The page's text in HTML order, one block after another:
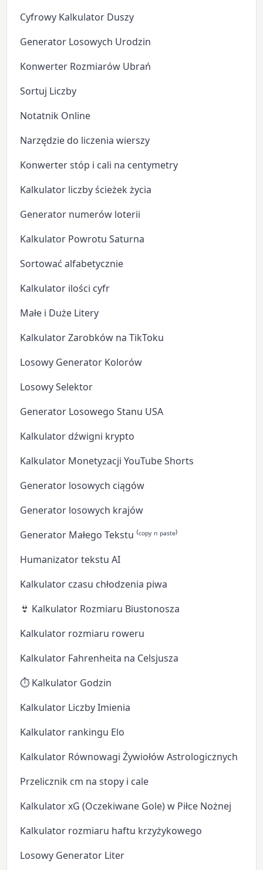
Cyfrowy Kalkulator Duszy
Generator Losowych Urodzin
Konwerter Rozmiarów Ubrań
Sortuj Liczby
Notatnik Online
Narzędzie do liczenia wierszy
Konwerter stóp i cali na centymetry
Kalkulator liczby ścieżek życia
Generator numerów loterii
Kalkulator Powrotu Saturna
Sortować alfabetycznie
Kalkulator ilości cyfr
Małe i Duże Litery
Kalkulator Zarobków na TikToku
Losowy Generator Kolorów
Losowy Selektor
Generator Losowego Stanu USA
Kalkulator dźwigni krypto
Kalkulator Monetyzacji YouTube Shorts
Generator losowych ciągów
Generator losowych krajów
Generator Małego Tekstu ⁽ᶜᵒᵖʸ ⁿ ᵖᵃˢᵗᵉ⁾
Humanizator tekstu AI
Kalkulator czasu chłodzenia piwa
👙 Kalkulator Rozmiaru Biustonosza
Kalkulator rozmiaru roweru
Kalkulator Fahrenheita na Celsjusza
⏱️ Kalkulator Godzin
Kalkulator Liczby Imienia
Kalkulator rankingu Elo
Kalkulator Równowagi Żywiołów Astrologicznych
Przelicznik cm na stopy i cale
Kalkulator xG (Oczekiwane Gole) w Piłce Nożnej
Kalkulator rozmiaru haftu krzyżykowego
Losowy Generator Liter